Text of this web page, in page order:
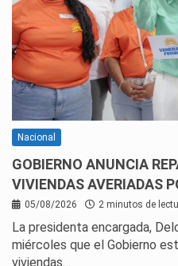
Nacional
GOBIERNO ANUNCIA
VIVIENDAS AVERIADAS
05/08/2026 2 minutos de
La presidenta encargada,
miércoles que el Gobierno
viviendas…